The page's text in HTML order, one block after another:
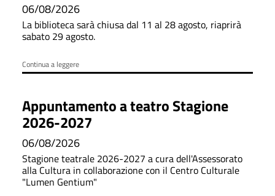
06/08/2026
La biblioteca sarà chiusa dal 11 al 28 agosto, riaprirà
sabato 29 agosto.
Continua a leggere
Appuntamento a teatro Stagione
2026-2027
06/08/2026
Stagione teatrale 2026-2027 a cura dell'Assessorato
alla Cultura in collaborazione con il Centro Culturale
"Lumen Gentium"